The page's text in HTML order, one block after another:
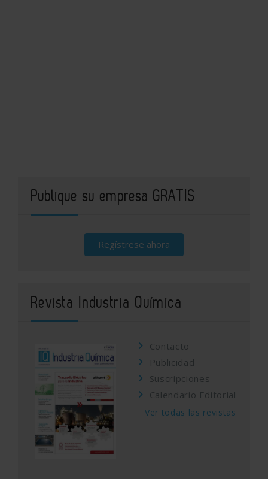
Publique su empresa GRATIS
Regístrese ahora
Revista Industria Química
Contacto
Publicidad
Suscripciones
Calendario Editorial
Ver todas las revistas